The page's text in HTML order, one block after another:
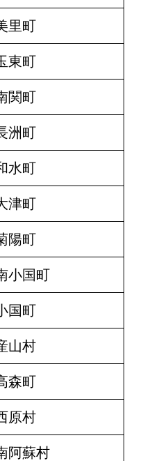
里町
東町
関町
洲町
水町
津町
陽町
小国町
国町
山村
森町
原村
阿蘇村